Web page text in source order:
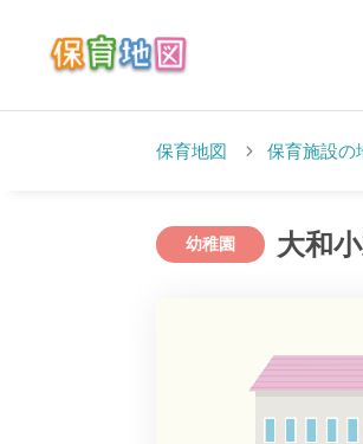
保育地図 保育施設の
幼稚園 大和